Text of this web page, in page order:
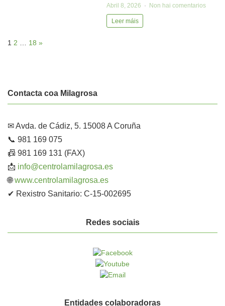
Abril 8, 2026 Non hai comentarios
Leer máis
1 2 … 18 »
Contacta coa Milagrosa
✉ Avda. de Cádiz, 5. 15008 A Coruña
📞 981 169 075
📠 981 169 131 (FAX)
📩 info@centrolamilagrosa.es
🌐www.centrolamilagrosa.es
✔ Rexistro Sanitario: C-15-002695
Redes sociais
Entidades colaboradoras